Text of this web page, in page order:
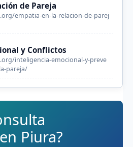
de Pareja
empatia-en-la-relacion-de-parej
y Conflictos
inteligencia-emocional-y-preve
pareja/
Piura?